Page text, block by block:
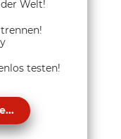
Welt!
testen!